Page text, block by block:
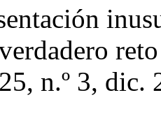
n.º 3, dic.